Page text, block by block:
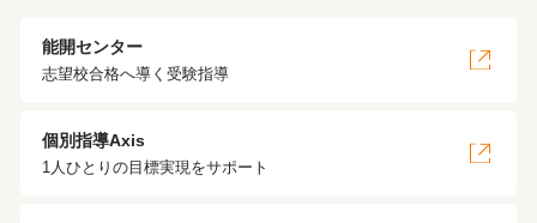
能開センター
志望校合格へ導く受験指導
個別指導Axis
1人ひとりの目標実現をサポート